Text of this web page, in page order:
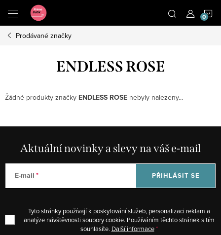
obsah
Prodávané značky
ENDLESS ROSE
Žádné produkty značky ENDLESS ROSE nebyly nalezeny...
Aktuální novinky a slevy na váš e-mail
E-mail
Tyto stránky používají k poskytování služeb, personalizaci reklam a
analýze návštěvnosti soubory cookie. Používáním těchto stránek s tím
souhlasíte. Další informace
PŘIHLÁSIT SE